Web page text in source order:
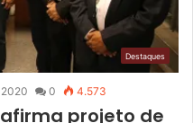
Destaques
0 4.573
projeto de